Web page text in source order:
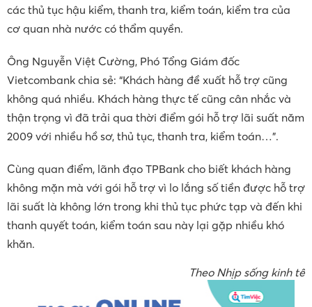
các thủ tục hậu kiểm, thanh tra, kiểm toán, kiểm tra của
cơ quan nhà nước có thẩm quyền.
Ông Nguyễn Việt Cường, Phó Tổng Giám đốc
Vietcombank chia sẻ: “Khách hàng đề xuất hỗ trợ cũng
không quá nhiều. Khách hàng thực tế cũng cân nhắc và
thận trọng vì đã trải qua thời điểm gói hỗ trợ lãi suất năm
2009 với nhiều hồ sơ, thủ tục, thanh tra, kiểm toán…”.
Cùng quan điểm, lãnh đạo TPBank cho biết khách hàng
không mặn mà với gói hỗ trợ vì lo lắng số tiền được hỗ trợ
lãi suất là không lớn trong khi thủ tục phức tạp và đến khi
thanh quyết toán, kiểm toán sau này lại gặp nhiều khó
khăn.
Theo Nhịp sống kinh tế